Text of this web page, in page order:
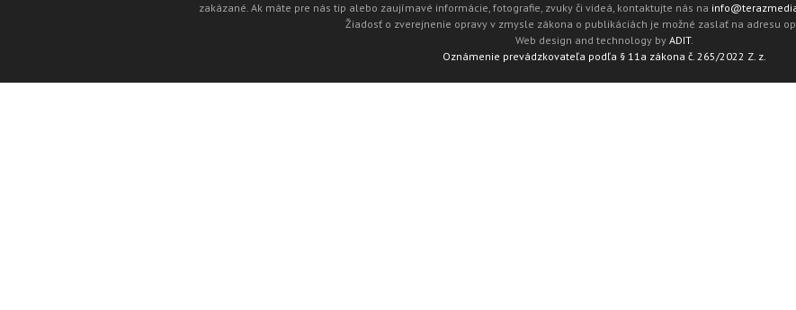
zakázané. Ak máte pre nás tip alebo zaujímavé informácie, fotografie, zvuky či videá, kontaktujte nás na
Žiadosť o zverejnenie opravy v zmysle zákona o publikáciách je možné zaslať na adresu
Web design and technology by ADIT.
Oznámenie prevádzkovateľa podľa § 11a zákona č. 265/2022 Z. z.